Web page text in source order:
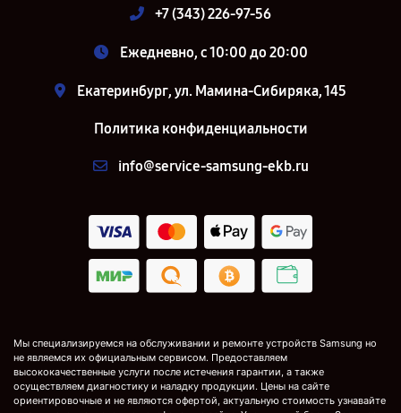
+7 (343) 226-97-56
Ежедневно, с 10:00 до 20:00
Екатеринбург, ул. Мамина-Сибиряка, 145
Политика конфиденциальности
info@service-samsung-ekb.ru
Мы специализируемся на обслуживании и ремонте устройств Samsung но
не являемся их официальным сервисом. Предоставляем
высококачественные услуги после истечения гарантии, а также
осуществляем диагностику и наладку продукции. Цены на сайте
ориентировочные и не являются офертой, актуальную стоимость узнавайте